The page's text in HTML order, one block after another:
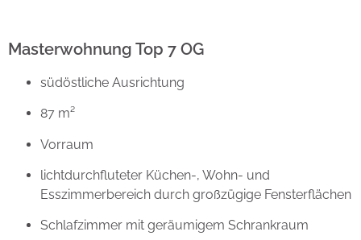
Masterwohnung Top 7 OG
südöstliche Ausrichtung
87 m²
Vorraum
lichtdurchfluteter Küchen-, Wohn- und
Esszimmerbereich durch großzügige Fensterflächen
Schlafzimmer mit geräumigem Schrankraum